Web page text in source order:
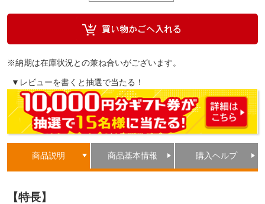
※納期は在庫状況との兼ね合いがございます。
▼レビューを書くと抽選で当たる！
商品説明 商品基本情報 購入ヘルプ
【特長】